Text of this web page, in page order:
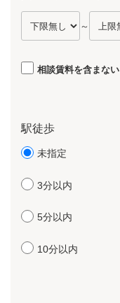
～
相談賃料を含まない
駅徒歩
未指定
3分以内
5分以内
10分以内